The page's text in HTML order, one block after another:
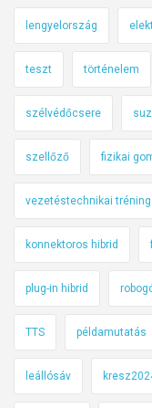
lengyelország
teszt történelem
szélvédőcsere
szellőző fizikai
vezetéstechnikai tréning
konnektoros hibrid
plug-in hibrid
TTS példamutatás
leállósáv